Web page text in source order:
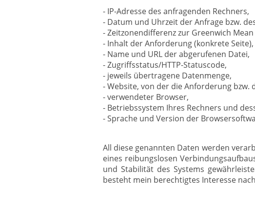
- IP-Adresse des anfragenden Rechners,
- Datum und Uhrzeit der Anfrage bzw.
- Zeitzonendifferenz zur Greenwich Mean
- Inhalt der Anforderung (konkrete Seite),
- Name und URL der abgerufenen Datei,
- Zugriffsstatus/HTTP-Statuscode,
- jeweils übertragene Datenmenge,
- Website, von der die Anforderung bzw.
- verwendeter Browser,
- Betriebssystem Ihres Rechners und
- Sprache und Version der
All diese genannten Daten werden
eines reibungslosen
und Stabilität des Systems
besteht mein berechtigtes Interesse nach